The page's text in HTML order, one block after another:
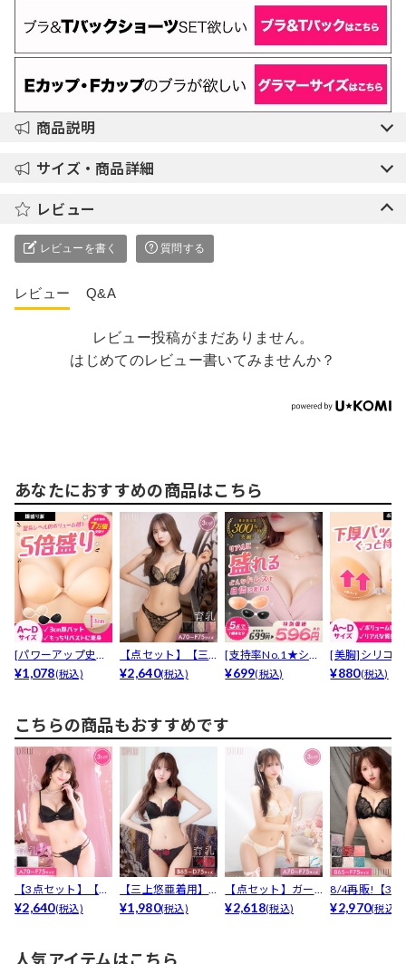
商品説明
サイズ・商品詳細
レビュー
レビューを書く 質問する
レビュー Q&A
レビュー投稿がまだありません。
はじめてのレビュー書いてみませんか？
あなたにおすすめの商品はこちら
[パワーアップ史上
最強5倍盛りアップ
¥1,078(税込)
【点セット】【三
上悠亜着用】ヌー
¥2,640(税込)
[支持率No.1★シリ
コン100％ヌー...
¥699(税込)
[美胸]シリコ
0％下厚プッシ
¥880(税込)
こちらの商品もおすすめです
【3点セット】【か
とゆり着用】リン
¥2,640(税込)
【三上悠亜着用】
ファンシーローズ
¥1,980(税込)
【点セット】ガー
リーリボンレース
¥2,618(税込)
8/4再販!【3点
ト】【三上悠
¥2,970(税込)
人気アイテムはこちら